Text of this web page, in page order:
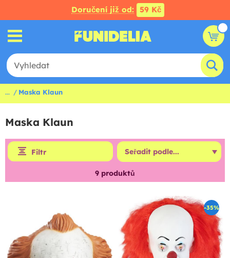
Doručení již od: 59 Kč
... Maska Klaun
Maska Klaun
Filtr
9 produktů
-35%